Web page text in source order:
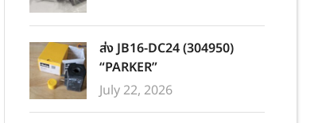
ส่ง JB16-DC24 (304950)
“PARKER”
July 22, 2026